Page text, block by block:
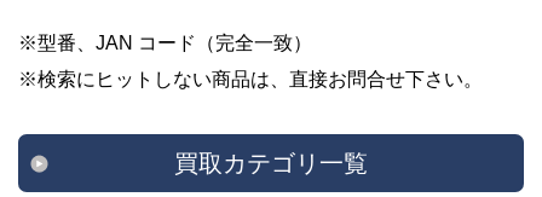
※型番、JAN コード（完全一致）
※検索にヒットしない商品は、直接お問合せ下さい。
買取カテゴリ一覧